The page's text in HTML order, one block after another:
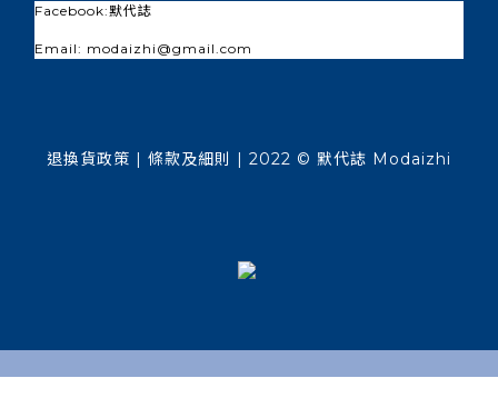
Facebook:默代誌
Email: modaizhi@gmail.com
退換貨政策 | 條款及細則 | 2022 © 默代誌 Modaizhi